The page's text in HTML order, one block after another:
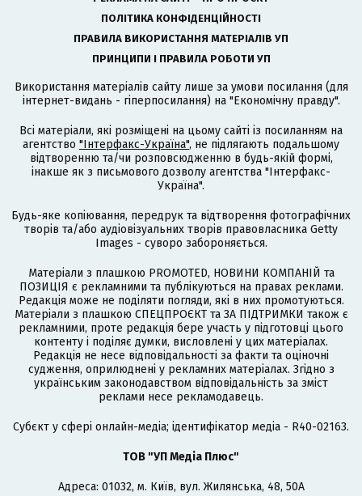
ПОЛІТИКА КОНФІДЕНЦІЙНОСТІ
ПРАВИЛА ВИКОРИСТАННЯ МАТЕРІАЛІВ УП
ПРИНЦИПИ І ПРАВИЛА РОБОТИ УП
Використання матеріалів сайту лише за умови посилання (для
інтернет-видань - гіперпосилання) на "Економічну правду".
Всі матеріали, які розміщені на цьому сайті із посиланням на
агентство "Інтерфакс-Україна", не підлягають подальшому
відтворенню та/чи розповсюдженню в будь-якій формі,
інакше як з письмового дозволу агентства "Інтерфакс-
Україна".
Будь-яке копіювання, передрук та відтворення фотографічних
творів та/або аудіовізуальних творів правовласника Getty
Images - суворо забороняється.
Матеріали з плашкою PROMOTED, НОВИНИ КОМПАНІЙ та
ПОЗИЦІЯ є рекламними та публікуються на правах реклами.
Редакція може не поділяти погляди, які в них промотуються.
Матеріали з плашкою СПЕЦПРОЄКТ та ЗА ПІДТРИМКИ також є
рекламними, проте редакція бере участь у підготовці цього
контенту і поділяє думки, висловлені у цих матеріалах.
Редакція не несе відповідальності за факти та оціночні
судження, оприлюднені у рекламних матеріалах. Згідно з
українським законодавством відповідальність за зміст
реклами несе рекламодавець.
Cубєкт у сфері онлайн-медіа; ідентифікатор медіа - R40-02163.
ТОВ "УП Медіа Плюс"
Адреса: 01032, м. Київ, вул. Жилянська, 48, 50А